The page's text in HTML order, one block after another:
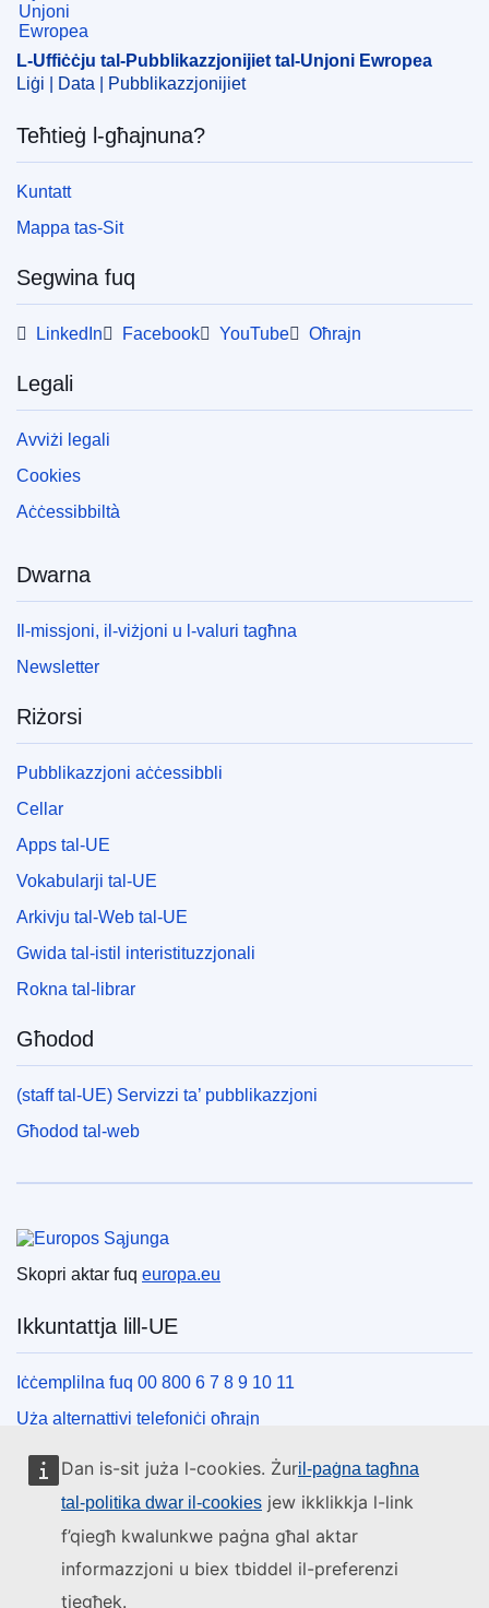
Dan is-sit juża l-cookies. Żuril-paġna tagħna
tal-politika dwar il-cookies jew ikklikkja l-link
f’qiegħ kwalunkwe paġna għal aktar
informazzjoni u biex tbiddel il-preferenzi
tiegħek.
L-Uffiċċju tal-Pubblikazzjonijiet tal-Unjoni Ewropea
Liġi | Data | Pubblikazzjonijiet
Teħtieġ l-għajnuna?
Kuntatt
Mappa tas-Sit
Segwina fuq
LinkedIn Facebook YouTube Oħrajn
Legali
Avviżi legali
Cookies
Aċċessibbiltà
Dwarna
Il-missjoni, il-viżjoni u l-valuri tagħna
Newsletter
Riżorsi
Pubblikazzjoni aċċessibbli
Cellar
Apps tal-UE
Vokabularji tal-UE
Arkivju tal-Web tal-UE
Gwida tal-istil interistituzzjonali
Rokna tal-librar
Għodod
(staff tal-UE) Servizzi ta’ pubblikazzjoni
Għodod tal-web
Skopri aktar fuq europa.eu
Ikkuntattja lill-UE
Iċċemplilna fuq 00 800 6 7 8 9 10 11
Uża alternattivi telefoniċi oħrajn
Iktbilna permezz tal-formola ta’ kuntatt tagħna
Iltaqa’ magħna f’wieħed miċ-ċentri tal-UE
Media soċjali